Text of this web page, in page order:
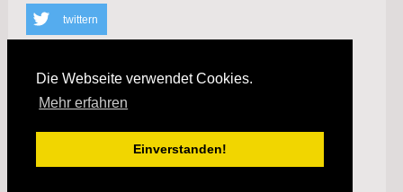
Die Webseite verwendet Cookies.
Mehr erfahren
Einverstanden!
twittern
info